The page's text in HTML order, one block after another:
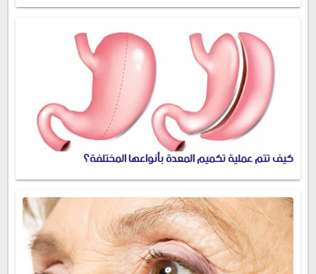
كيف تتم عملية تكميم المعدة بأنواعها المختلفة؟